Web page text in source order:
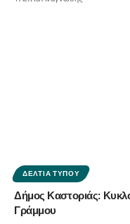
ΔΕΛΤΊΑ ΤΎΠΟΥ
Δήμος Καστοριάς:
Γράμμου